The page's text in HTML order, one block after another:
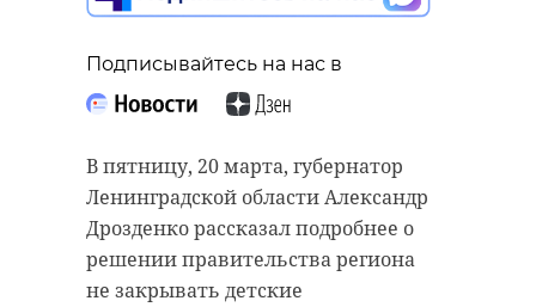
Подписывайтесь на нас в
В пятницу, 20 марта, губернатор
Ленинградской области Александр
Дрозденко рассказал подробнее о
решении правительства региона
не закрывать детские
В Гатчинском районе
добровольцы
реставрируют
“особняк с
века
Сосновоборец
разгадал тайну
могилы на
старинном кладбище
об истории города